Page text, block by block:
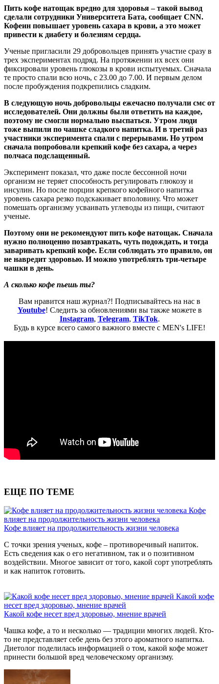
Пить кофе натощак вредно для здоровья – такой вывод
сделали сотрудники Университета Бата, сообщает CNN.
Кофеин повышает уровень сахара в крови, а это может
привести к диабету и болезням сердца.
Ученые пригласили 29 добровольцев принять участие сразу в
трех экспериментах подряд. На протяжении их всех они
фиксировали уровень глюкозы в крови испытуемых. Сначала
те просто спали всю ночь, с 23.00 до 7.00. И первым делом
после пробуждения подкрепились сладким.
В следующую ночь добровольцы ежечасно получали смс от
исследователей. Они должны были ответить на каждое,
поэтому не смогли нормально выспаться. Утром люди
тоже выпили по чашке сладкого напитка. И в третий раз
участники эксперимента спали с перерывами. Но утром
сначала попробовали крепкий кофе без сахара, а через
полчаса подслащенный.
Эксперимент показал, что даже после бессонной ночи
организм не теряет способность регулировать глюкозу и
инсулин. Но после порции крепкого кофейного напитка
уровень сахара резко подскакивает вполовину. Что может
помешать организму усваивать углеводы из пищи, считают
ученые.
Поэтому они не рекомендуют пить кофе натощак. Сначала
нужно полноценно позавтракать, чуть подождать, и тогда
заваривать крепкий кофе. Если соблюдать это правило, он
не навредит здоровью. И можно употреблять три-четыре
чашки в день.
А сколько кофе пьешь ты?
Вам нравится наш журнал?! Подписывайтесь на нас в
Youtube! Следить за обновлениями вы также можете в
Instagram, Telegram, TikTok.
Будь в курсе всего самого важного вместе с MEN's LIFE!
ЕЩЕ ПО ТЕМЕ
Кофе
влияет на продолжительность жизни человека
Кофе влияет на продолжительность жизни человека
С точки зрения ученых, кофе – противоречивый напиток.
Есть сведения как о его негативном, так и о позитивном
воздействии. Многое зависит от того, какой сорт употреблять
и как напиток готовить.
Какой кофе
несет вред здоровью, мнение врачей
Какой кофе несет вред здоровью, мнение врачей
Чашка кофе, а то и несколько — традиции многих людей. Кто-
то не представляет себе день без этого ароматного напитка.
Диетолог поделилась информацией о том, какой кофе может
принести большой вред человеческому организму.